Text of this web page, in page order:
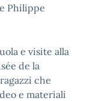
Philippe
e visite alla
de la
che
e materiali